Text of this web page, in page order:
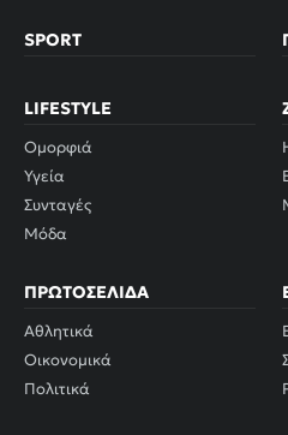
SPORT
LIFESTYLE
Ομορφιά
Υγεία
Συνταγές
Μόδα
ΠΡΩΤΟΣΈΛΙΔΑ
Αθλητικά
Οικονομικά
Πολιτικά